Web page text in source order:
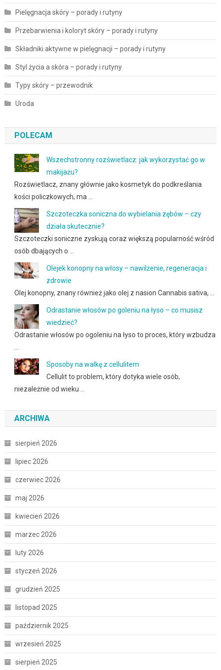
Pielęgnacja skóry – porady i rutyny
Przebarwienia i koloryt skóry – porady i rutyny
Składniki aktywne w pielęgnacji – porady i rutyny
Styl życia a skóra – porady i rutyny
Typy skóry – przewodnik
Uroda
POLECAM
Wszechstronny rozświetlacz: jak wykorzystać go w
makijażu?
Rozświetlacz, znany głównie jako kosmetyk do podkreślania
kości policzkowych, ma …
Szczoteczka soniczna do wybielania zębów – czy
działa skutecznie?
Szczoteczki soniczne zyskują coraz większą popularność wśród
osób dbających o …
Olejek konopny na włosy – nawilżenie, regeneracja i
zdrowie
Olej konopny, znany również jako olej z nasion Cannabis sativa, …
Odrastanie włosów po goleniu na łyso – co musisz
wiedzieć?
Odrastanie włosów po ogoleniu na łyso to proces, który wzbudza
Sposoby na walkę z cellulitem
Cellulit to problem, który dotyka wiele osób,
niezależnie od wieku …
ARCHIWA
sierpień 2026
lipiec 2026
czerwiec 2026
maj 2026
kwiecień 2026
marzec 2026
luty 2026
styczeń 2026
grudzień 2025
listopad 2025
październik 2025
wrzesień 2025
sierpień 2025